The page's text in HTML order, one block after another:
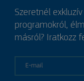
Szeretnél
programokról,
másról? Iratkozz